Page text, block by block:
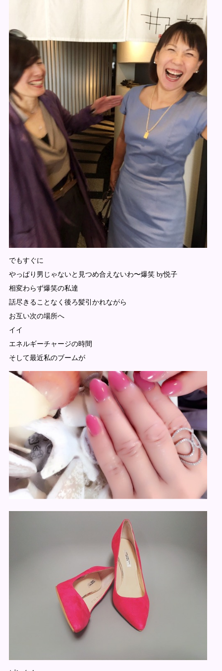
でもすぐに
やっぱり男じゃないと見つめ合えないわ〜爆笑 by悦子
相変わらず爆笑の私達
話尽きることなく後ろ髪引かれながら
お互い次の場所へ
イイ
エネルギーチャージの時間
そして最近私のブームが